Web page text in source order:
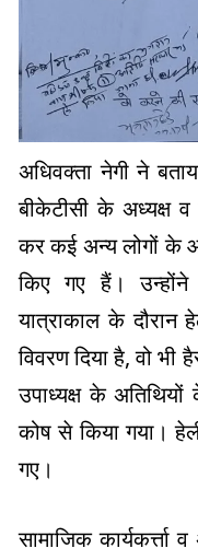
अधिवक्ता नेगी ने
बीकेटीसी के अध्यक्ष व
कर कई अन्य लोगों के
किए गए हैं। उन्होंने
यात्राकाल के दौरान
विवरण दिया है, वो भी
उपाध्यक्ष के
कोष से किया गया।
गए।
सामाजिक